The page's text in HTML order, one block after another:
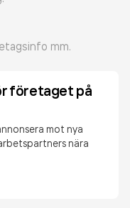
mm.
företaget på
mot nya
nära